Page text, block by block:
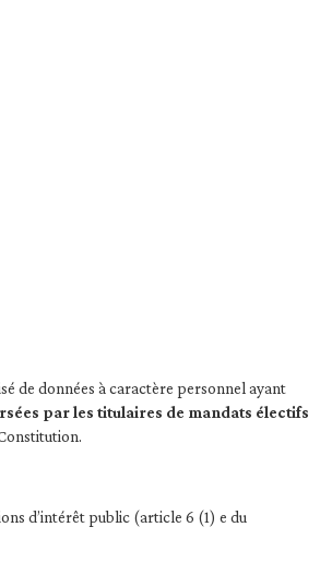
de données à caractère personnel ayant
par les titulaires de mandats électifs
d’intérêt public (article 6 (1) e du